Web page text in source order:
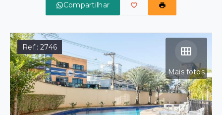
Compartilhar
Mais fotos
Ref.:2746